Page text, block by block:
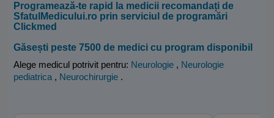
Programează-te rapid la medicii recomandați de
SfatulMedicului.ro prin serviciul de programări
Clickmed
Găsești peste 7500 de medici cu program disponibil
Alege medicul potrivit pentru: Neurologie , Neurologie
pediatrica , Neurochirurgie .